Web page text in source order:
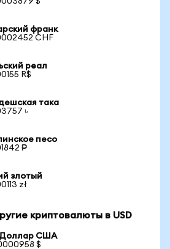
франк
CHF
реал
R$
така
৳
песо
₱
злотый
zł
криптовалюты в USD
Доллар США
$